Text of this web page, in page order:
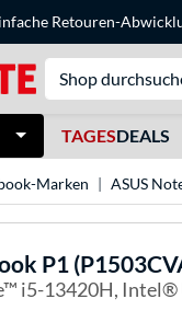
Retouren-
TAGESDEALS
Marken ASUS
P1
i5-13420H, Intel®